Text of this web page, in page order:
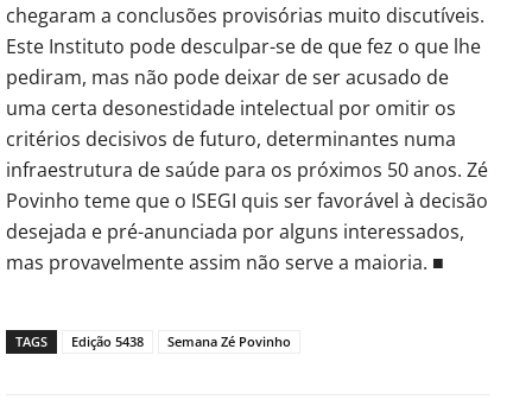
chegaram a conclusões provisórias muito discutíveis.
Este Instituto pode desculpar-se de que fez o que lhe
pediram, mas não pode deixar de ser acusado de
uma certa desonestidade intelectual por omitir os
critérios decisivos de futuro, determinantes numa
infraestrutura de saúde para os próximos 50 anos. Zé
Povinho teme que o ISEGI quis ser favorável à decisão
desejada e pré-anunciada por alguns interessados,
mas provavelmente assim não serve a maioria. ■
TAGS Edição 5438 Semana Zé Povinho